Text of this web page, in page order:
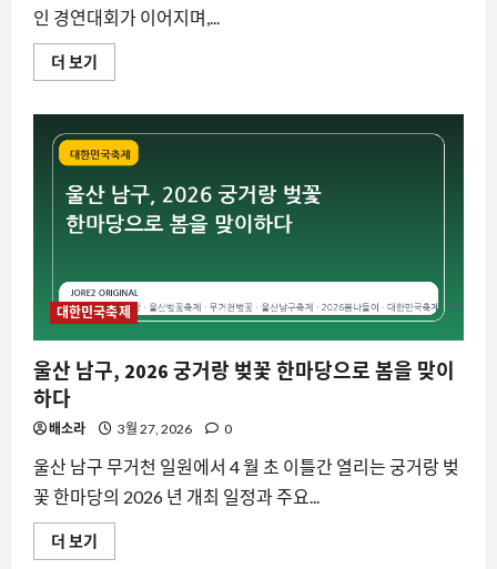
인 경연대회가 이어지며,...
더 보기
꽃
트
의
만
남,
동
대
문
꽃
축
제
가
4
중
순
려
하
피
난
다
에
해
대한민국축제
울산 남구, 2026 궁거랑 벚꽃 한마당으로 봄을 맞이
하다
배소라 3월 27, 2026 0
울산 남구 무거천 일원에서 4 월 초 이틀간 열리는 궁거랑 벚
꽃 한마당의 2026 년 개최 일정과 주요...
더 보기
산